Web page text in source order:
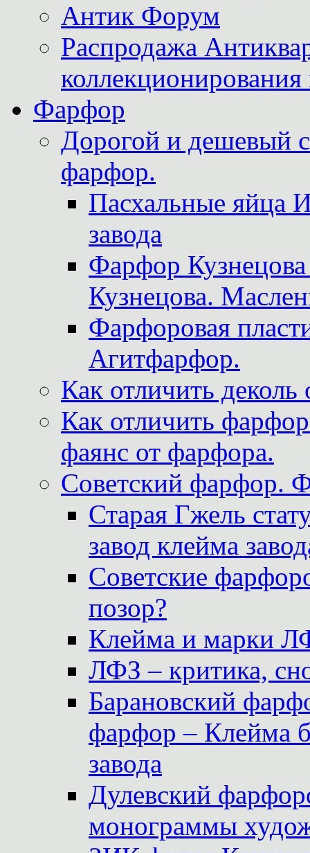
Антик Форум
Распродажа
Фарфор
Дорогой и дешевый
фарфор.
Пасхальные яйца
завода
Фарфор
Кузнецова.
Фарфоровая
Агитфарфор.
Как отличить
Как отличить
фаянс от фарфора.
Советский фарфор.
Старая Гжель
завод клейма
Советские
позор?
Клейма и марки
ЛФЗ – критика,
Барановский
фарфор – Клейма
завода
Дулевский
монограммы